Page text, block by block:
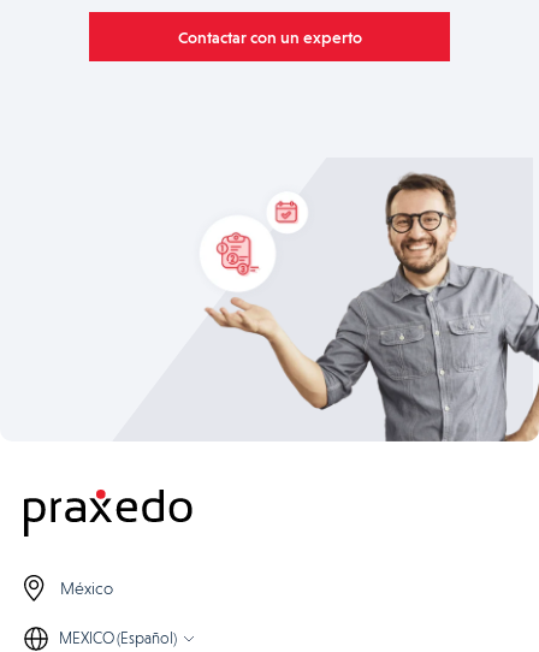
Contactar con un experto
México
MEXICO (Español)